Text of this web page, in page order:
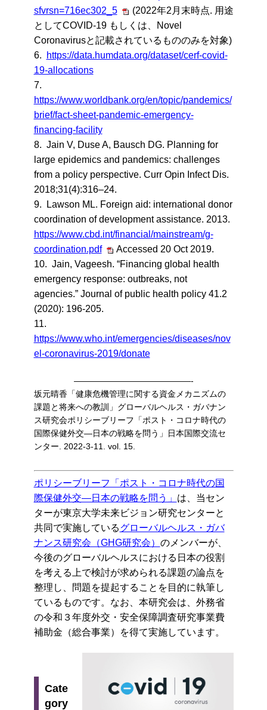
sfvrsn=716ec302_5
(2022年2月末時点. 用途
としてCOVID-19 もしくは、Novel
Coronavirusと記載されているもののみを対象)
6.
https://data.humdata.org/dataset/cerf-covid-
19-allocations
7.
https://www.worldbank.org/en/topic/pandemics/
brief/fact-sheet-pandemic-emergency-
financing-facility
8. Jain V, Duse A, Bausch DG. Planning for
large epidemics and pandemics: challenges
from a policy perspective. Curr Opin Infect Dis.
2018;31(4):316–24.
9.
Lawson ML. Foreign aid: international donor
coordination of development assistance. 2013.
https://www.cbd.int/financial/mainstream/g-
coordination.pdf
Accessed 20 Oct 2019.
10. Jain, Vageesh. “Financing global health
emergency response: outbreaks, not
agencies.” Journal of public health policy 41.2
(2020): 196-205.
11.
https://www.who.int/emergencies/diseases/nov
el-coronavirus-2019/donate
——————————————-
坂元晴香「健康危機管理に関する資金メカニズムの
課題と将来への教訓」 グローバルヘルス・ガバナン
ス研究会ポリシーブリーフ「ポスト・ コロナ時代の
国際保健外交―日本の戦略を問う」
日本国際交流セ
ンター. 2022-3-11. vol. 15.
ポリシーブリーフ「ポスト・コロナ時代の国
際保健外交―日本の戦略を問う」 は、当セン
ターが東京大学未来ビジョン研究センターと
共同で実施しているグローバルヘルス・ガバ
ナンス研究会（GHG研究会） のメンバーが、
今後のグローバルヘルスにおける日本の役割
を考える上で検討が求められる課題の論点を
整理し、問題を提起することを目的に執筆し
ているものです。なお、本研究会は、外務省
の令和３年度外交・安全保障調査研究事業費
補助金（総合事業）を得て実施しています。
Cate
gory